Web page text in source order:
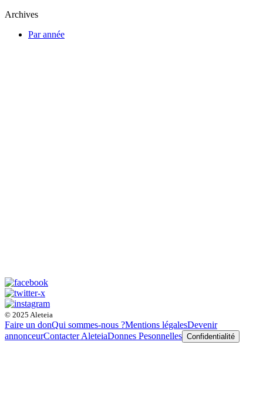
Archives
Par année
© 2025 Aleteia
Faire un donQui sommes-nous ?Mentions légalesDevenir
annonceurContacter AleteiaDonnes Pesonnelles Confidentialité